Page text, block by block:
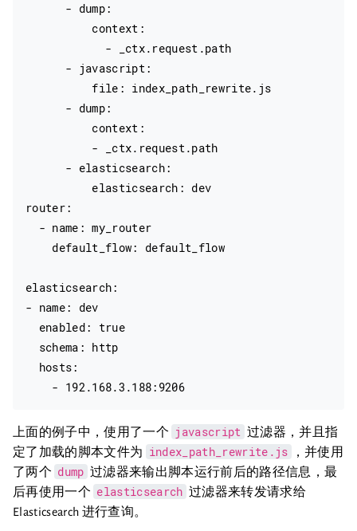
      - dump:
          context:
            - _ctx.request.path
      - javascript:
          file: index_path_rewrite.js
      - dump:
          context:
          - _ctx.request.path
      - elasticsearch:
          elasticsearch: dev
router:
  - name: my_router
    default_flow: default_flow
elasticsearch:
- name: dev
  enabled: true
  schema: http
  hosts:
    - 192.168.3.188:9206
上面的例子中，使用了一个 javascript 过滤器，并且指
定了加载的脚本文件为
index_path_rewrite.js
，并使用
了两个 dump 过滤器来输出脚本运行前后的路径信息，最
后再使用一个 elasticsearch 过滤器来转发请求给
Elasticsearch 进行查询。